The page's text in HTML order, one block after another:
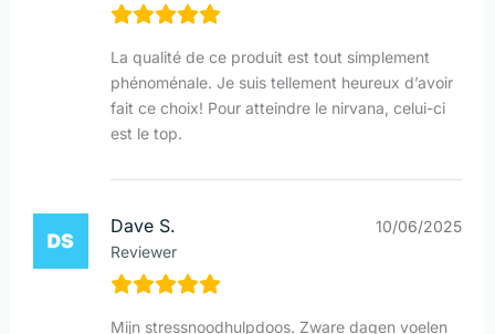
La qualité de ce produit est tout simplement
phénoménale. Je suis tellement heureux d’avoir
fait ce choix! Pour atteindre le nirvana, celui-ci
est le top.
Dave S.
Reviewer
10/06/2025
Mijn stressnoodhulpdoos. Zware dagen voelen